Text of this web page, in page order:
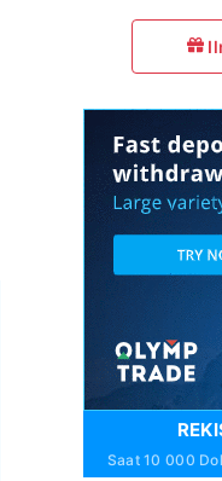
Saat 10 000